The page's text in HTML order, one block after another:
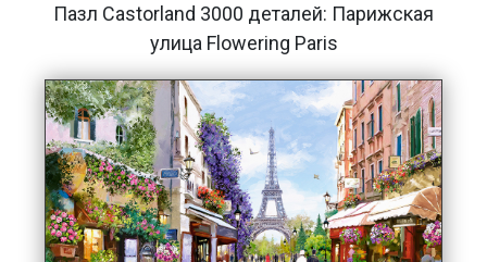
Пазл Castorland 3000 деталей: Парижская
улица Flowering Paris